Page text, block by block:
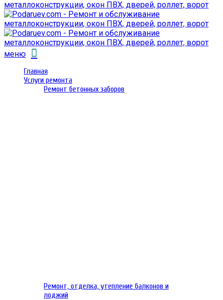
меню
Главная
Услуги ремонта
Ремонт бетонных заборов
Ремонт, отделка, утепление балконов и
лоджий